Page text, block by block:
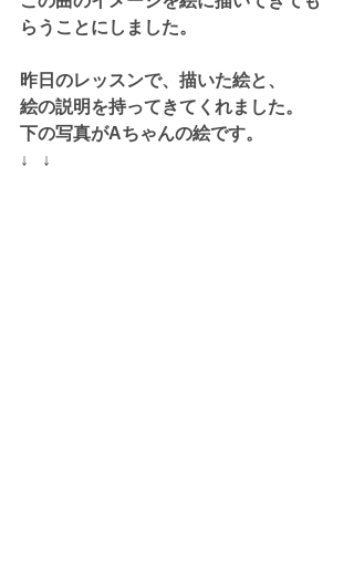
らうことにしました。
昨日のレッスンで、描いた絵と、
絵の説明を持ってきてくれました。
下の写真がAちゃんの絵です。
↓   ↓